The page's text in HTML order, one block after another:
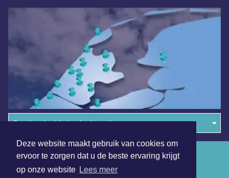
Deze website maakt gebruik van cookies om
ervoor te zorgen dat u de beste ervaring krijgt
op onze website Lees meer
Overige dagbladen in de regio
Algemene voorwaarden
Disclaimer